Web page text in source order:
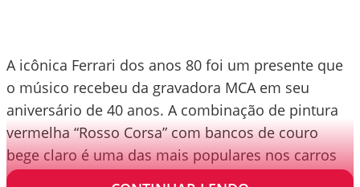
A icônica Ferrari dos anos 80 foi um presente que
o músico recebeu da gravadora MCA em seu
aniversário de 40 anos. A combinação de pintura
vermelha “Rosso Corsa” com bancos de couro
bege claro é uma das mais populares nos carros
da marca.